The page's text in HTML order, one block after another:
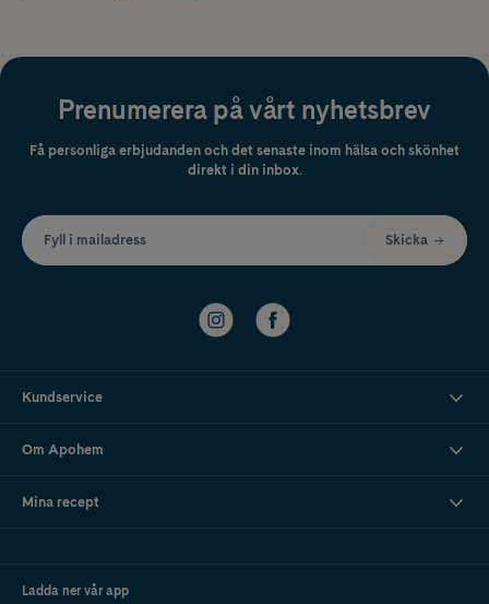
Prenumerera på vårt nyhetsbrev
Få personliga erbjudanden och det senaste inom hälsa och skönhet
direkt i din inbox.
Fyll i mailadress Skicka
Kundservice
Om Apohem
Mina recept
Ladda ner vår app